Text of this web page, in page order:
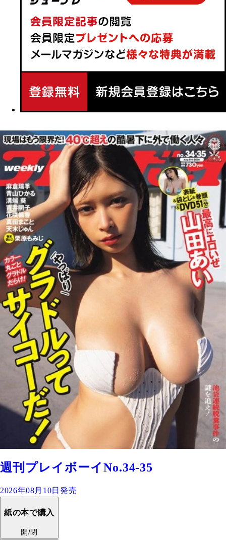
週刊プレイボーイNo.34-35
2026年08月10日発売
紙の本で購入
開/閉